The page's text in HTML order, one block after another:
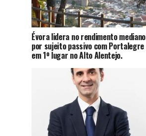
Évora lidera no rendimento mediano
por sujeito passivo com Portalegre
em 1º lugar no Alto Alentejo.